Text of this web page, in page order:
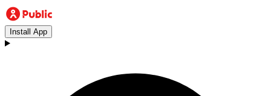
Install App